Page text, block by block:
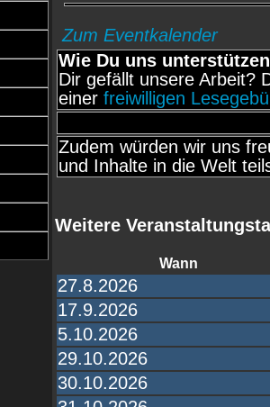
Zum Eventkalender
Wie Du uns
Dir gefällt unsere Arbeit?
einer freiwilligen
Zudem würden wir uns
und Inhalte in die Welt
Weitere
Wann
27.8.2026
17.9.2026
5.10.2026
29.10.2026
30.10.2026